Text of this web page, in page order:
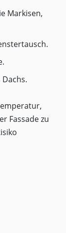
Markisen,
Fassade zu